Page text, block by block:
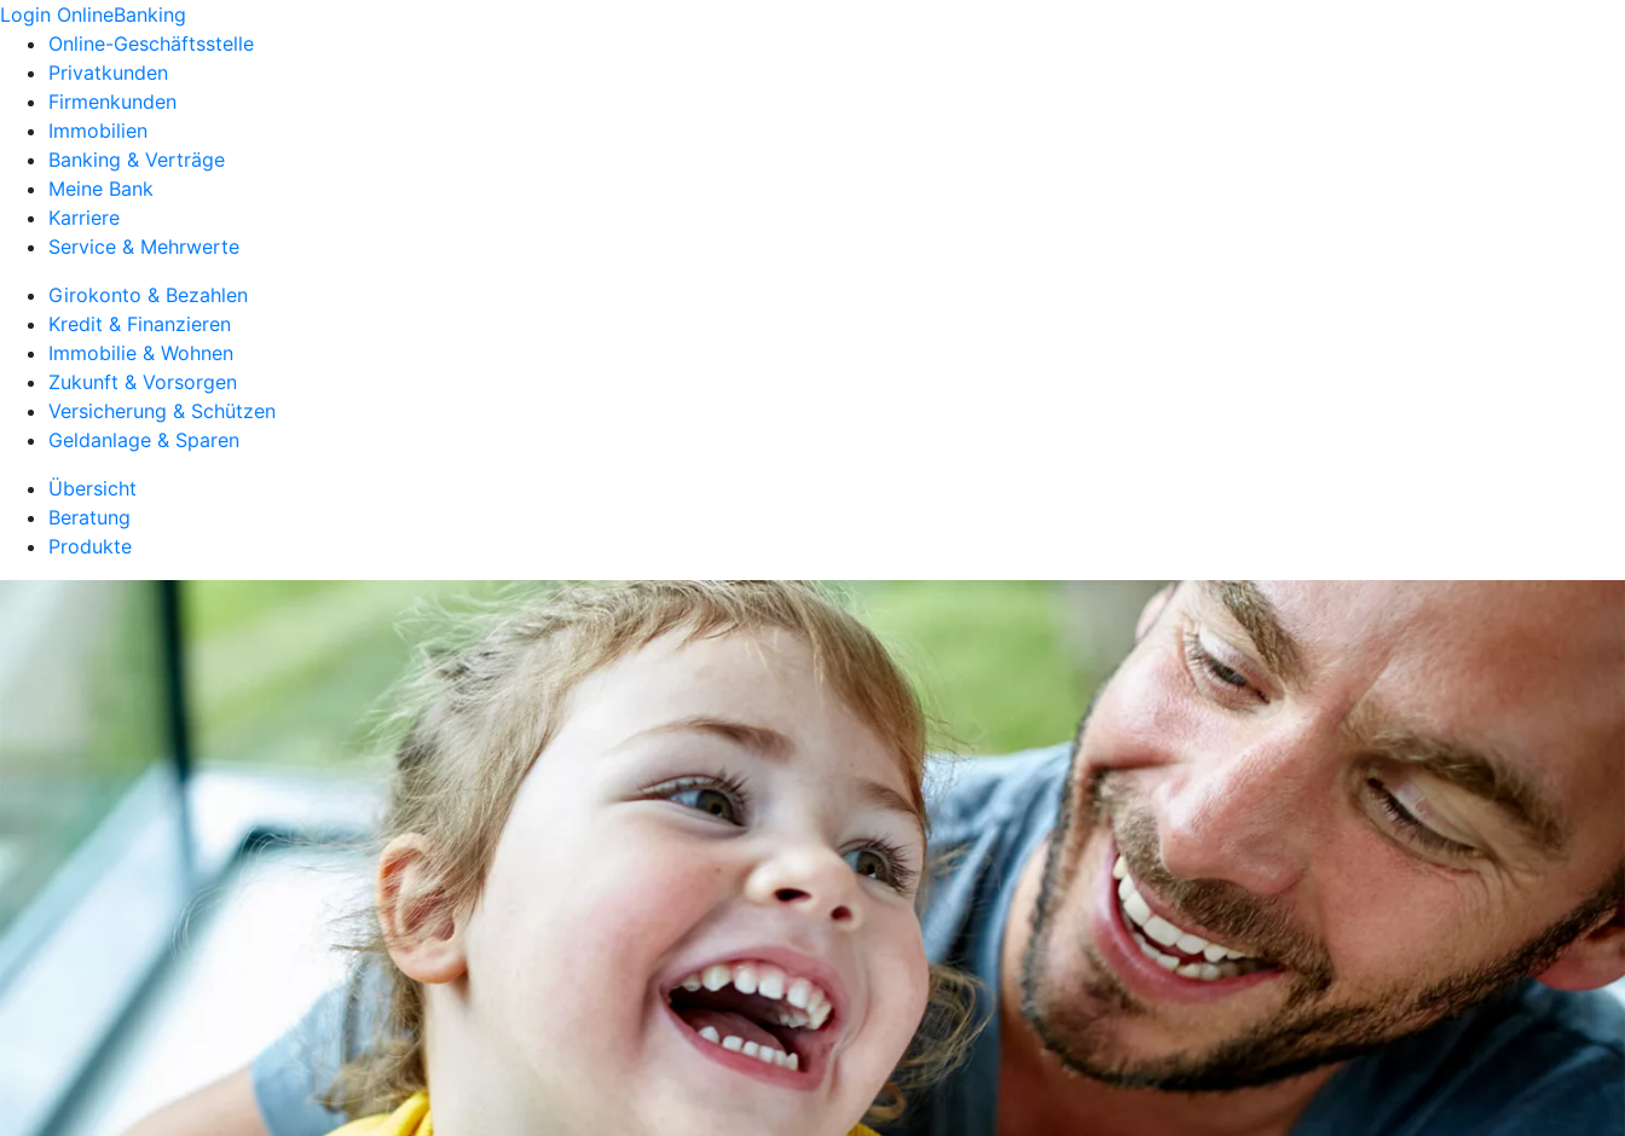
Login OnlineBanking
Online-Geschäftsstelle
Privatkunden
Firmenkunden
Immobilien
Banking & Verträge
Meine Bank
Karriere
Service & Mehrwerte
Girokonto & Bezahlen
Kredit & Finanzieren
Immobilie & Wohnen
Zukunft & Vorsorgen
Versicherung & Schützen
Geldanlage & Sparen
Übersicht
Beratung
Produkte